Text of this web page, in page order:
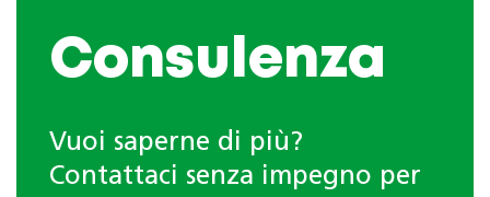
Consulenza
Vuoi saperne di più?
Contattaci senza impegno per